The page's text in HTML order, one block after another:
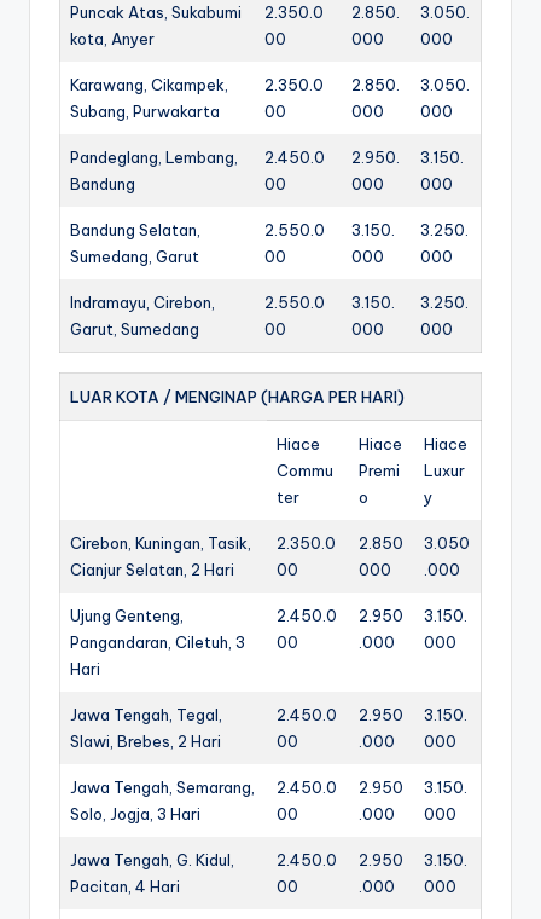
Puncak Atas, Sukabumi
kota, Anyer
2.350.0
00
2.850.
000
3.050.
000
Karawang, Cikampek,
Subang, Purwakarta
2.350.0
00
2.850.
000
3.050.
000
Pandeglang, Lembang,
Bandung
2.450.0
00
2.950.
000
3.150.
000
Bandung Selatan,
Sumedang, Garut
2.550.0
00
3.150.
000
3.250.
000
Indramayu, Cirebon,
Garut, Sumedang
2.550.0
00
3.150.
000
3.250.
000
LUAR KOTA / MENGINAP (HARGA PER HARI)
Hiace
Commu
ter
Hiace
Premi
o
Hiace
Luxur
y
Cirebon, Kuningan, Tasik,
Cianjur Selatan, 2 Hari
2.350.0
00
2.850
000
3.050
.000
Ujung Genteng,
Pangandaran, Ciletuh, 3
Hari
2.450.0
00
2.950
.000
3.150.
000
Jawa Tengah, Tegal,
Slawi, Brebes, 2 Hari
2.450.0
00
2.950
.000
3.150.
000
Jawa Tengah, Semarang,
Solo, Jogja, 3 Hari
2.450.0
00
2.950
.000
3.150.
000
Jawa Tengah, G. Kidul,
Pacitan, 4 Hari
2.450.0
00
2.950
.000
3.150.
000